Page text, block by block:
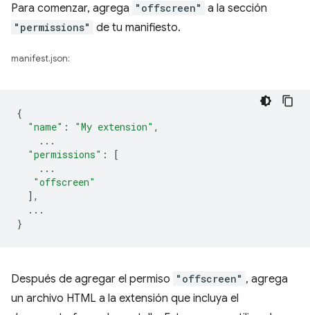
Para comenzar, agrega "offscreen" a la sección
"permissions" de tu manifiesto.
manifest.json:
{
"name" : "My extension" ,
...
"permissions" :
[
...
"offscreen"
],
...
}
Después de agregar el permiso "offscreen" , agrega
un archivo HTML a la extensión que incluya el